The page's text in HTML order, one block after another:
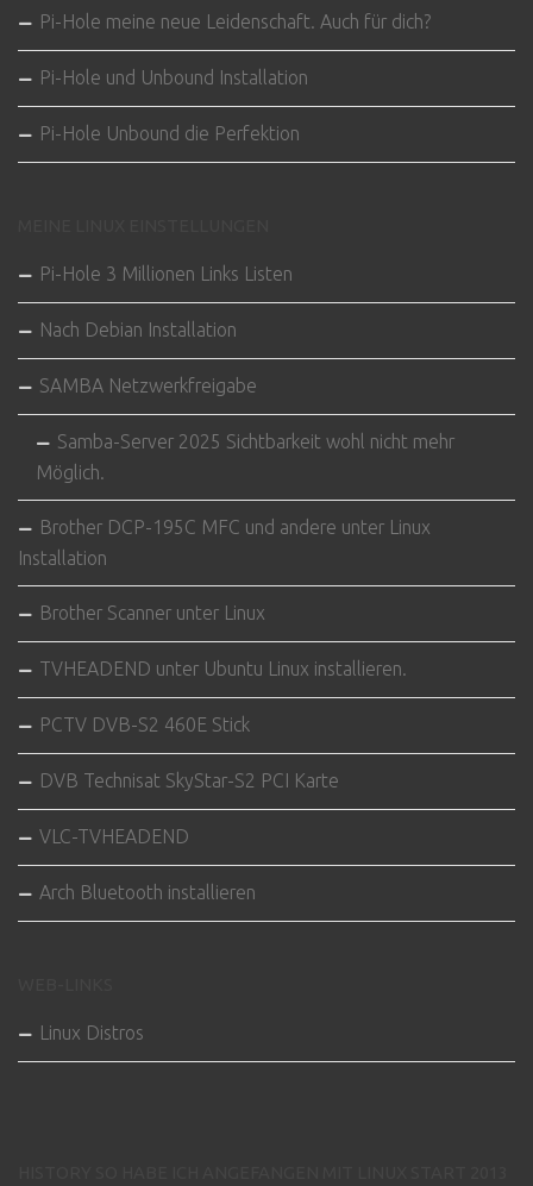
Pi-Hole meine neue Leidenschaft. Auch für dich?
Pi-Hole und Unbound Installation
Pi-Hole Unbound die Perfektion
Pi-Hole 3 Millionen Links Listen
Nach Debian Installation
SAMBA Netzwerkfreigabe
Samba-Server 2025 Sichtbarkeit wohl nicht mehr
Möglich.
Brother DCP-195C MFC und andere unter Linux
Installation
Brother Scanner unter Linux
TVHEADEND unter Ubuntu Linux installieren.
PCTV DVB-S2 460E Stick
DVB Technisat SkyStar-S2 PCI Karte
VLC-TVHEADEND
Arch Bluetooth installieren
Linux Distros